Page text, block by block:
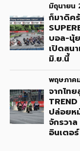
มิถุนายน
ก็มาดิค
บอล-นุ้
เปิดสน
มิ.ย.นี้
พฤษภา
จากไท
ปล่อยห
จักรวา
อินเตอร์